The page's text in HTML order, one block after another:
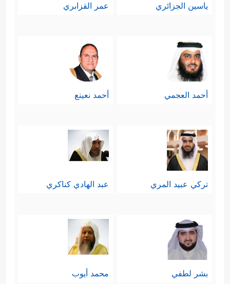
ياسين الجزائري عمر القزابري
أحمد العجمي أحمد نعينع
تركي عبيد المري عبد الهادي كناكري
بشر لطفي محمد أيوب